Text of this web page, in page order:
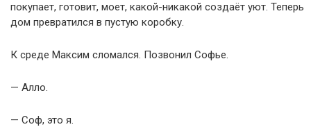
покупает, готовит, моет, какой-никакой создаёт уют. Теперь
дом превратился в пустую коробку.
К среде Максим сломался. Позвонил Софье.
— Алло.
— Соф, это я.